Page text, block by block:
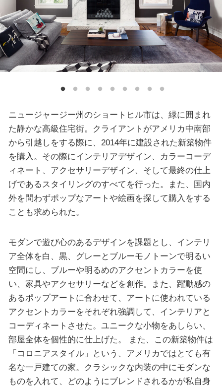
ニュージャージー州のショートヒル市は、緑に囲まれ
た静かな高級住宅街。クライアントがアメリカ中南部
から引越しをする際に、2014年に建設された新築物件
を購入。その際にインテリアデザイン、カラーコーデ
ィネート、アクセサリーデザイン、そして最終の仕上
げであるスタイリングのすべてを行った。また、国内
外を問わずポップなアートや絵画を探して購入をする
ことも求められた。
モダンで遊び心のあるデザインを課題とし、インテリ
ア全体を白、黒、グレーとブルーモノトーンで明るい
空間にし、ブルーや明るめのアクセントカラーを使
い、家具やアクセサリーなどを創作。また、躍動感の
あるポップアートに合わせて、アートに使われている
アクセントカラーをそれぞれ強調して、インテリアと
コーディネートさせた。ユニークな小物をあしらい、
部屋全体を個性的に仕上げた。 また、この新築物件は
「コロニアスタイル」という、アメリカではとても有
名な一戸建ての家。クラシックな内装の中にモダンな
ものを入れて、どのようにブレンドされるかが私自身